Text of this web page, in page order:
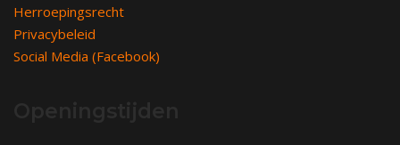
Herroepingsrecht
Privacybeleid
Social Media (Facebook)